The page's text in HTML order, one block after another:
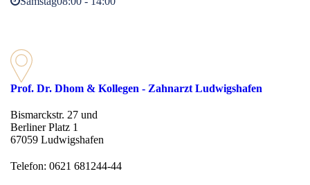
Prof. Dr. Dhom & Kollegen - Zahnarzt Ludwigshafen
Bismarckstr. 27 und
Berliner Platz 1
67059 Ludwigshafen
Telefon: 0621 681244-44